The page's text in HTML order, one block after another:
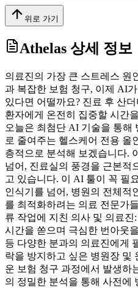
위로 가기
Athelas 상세 정보
의료진의 가장 큰 스트레스 원
과 복잡한 보험 청구, 이제 AI
있다면 어떨까요? 진료 후 산
환자에게 온전히 집중할 시간
오늘은 최첨단 AI 기술을 통해
로 줄여주는 헬스케어 전용 올
층적으로 분석해 보겠습니다.
넘어, 진료실의 풍경을 근본적
고 있습니다. 이 AI 툴이 꼭 필
인식기를 넘어, 병원의 전체적
를 최적화하려는 의료 전문가
류 작업에 지친 의사 및 의료진
시간을 쏟으며 극심한 번아웃
등 다양한 분과의 의료진에게
락을 방지하고 싶은 병원장 및
운 보험 청구 과정에서 발생하
의 정밀한 분석을 통해 사전에